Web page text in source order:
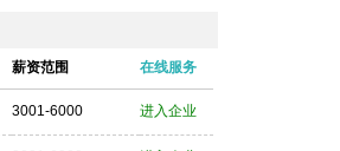
薪资范围 在线服务
3001-6000 进入企业